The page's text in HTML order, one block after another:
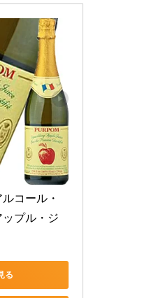
コール・
プル・ジ
る